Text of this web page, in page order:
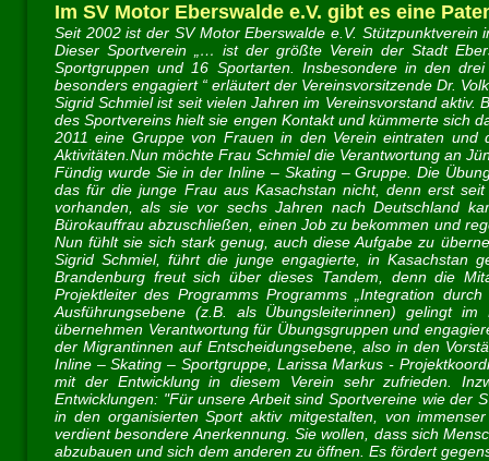
Im SV Motor Eberswalde e.V. gibt es eine
Seit 2002 ist der SV Motor Eberswalde e.V.
Dieser Sportverein „… ist der größte Verein der Stadt
Sportgruppen und 16 Sportarten. Insbesondere in den
besonders engagiert “ erläutert der Vereinsvorsitzende Dr.
Sigrid Schmiel ist seit vielen Jahren im Vereinsvorstand
des Sportvereins hielt sie engen Kontakt und kümmerte sich
2011 eine Gruppe von Frauen in den Verein eintraten
Aktivitäten.Nun möchte Frau Schmiel die Verantwortung an
Fündig wurde Sie in der Inline – Skating – Gruppe. Die
das für die junge Frau aus Kasachstan nicht, denn erst
vorhanden, als sie vor sechs Jahren nach Deutschland
Bürokauffrau abzuschließen, einen Job zu bekommen und
Nun fühlt sie sich stark genug, auch diese Aufgabe zu
Sigrid Schmiel, führt die junge engagierte, in Kasachstan
Brandenburg freut sich über dieses Tandem, denn die
Projektleiter des Programms Programms „Integration
Ausführungsebene (z.B. als Übungsleiterinnen) gelingt
übernehmen Verantwortung für Übungsgruppen und
der Migrantinnen auf Entscheidungsebene, also in den
Inline – Skating – Sportgruppe, Larissa Markus -
mit der Entwicklung in diesem Verein sehr zufrieden.
Entwicklungen: "Für unsere Arbeit sind Sportvereine wie der
in den organisierten Sport aktiv mitgestalten, von
verdient besondere Anerkennung. Sie wollen, dass sich
abzubauen und sich dem anderen zu öffnen. Es fördert